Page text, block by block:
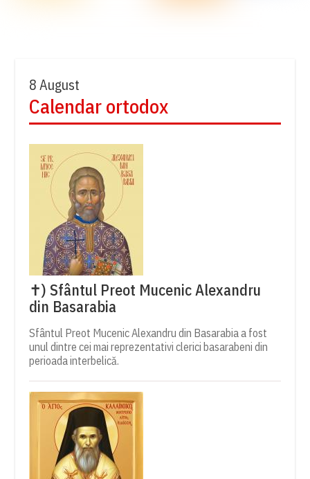
8 August
Calendar ortodox
✝) Sfântul Preot Mucenic Alexandru
din Basarabia
Sfântul Preot Mucenic Alexandru din Basarabia a fost
unul dintre cei mai reprezentativi clerici basarabeni din
perioada interbelică.